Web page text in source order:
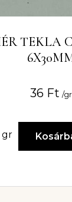
TEKLA
36 Ft /gr
gr